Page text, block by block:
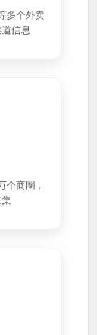
多个外卖
信息
个商圈，